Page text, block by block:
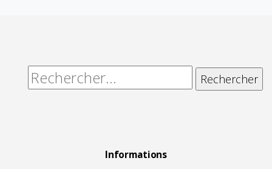
Rechercher :
Informations